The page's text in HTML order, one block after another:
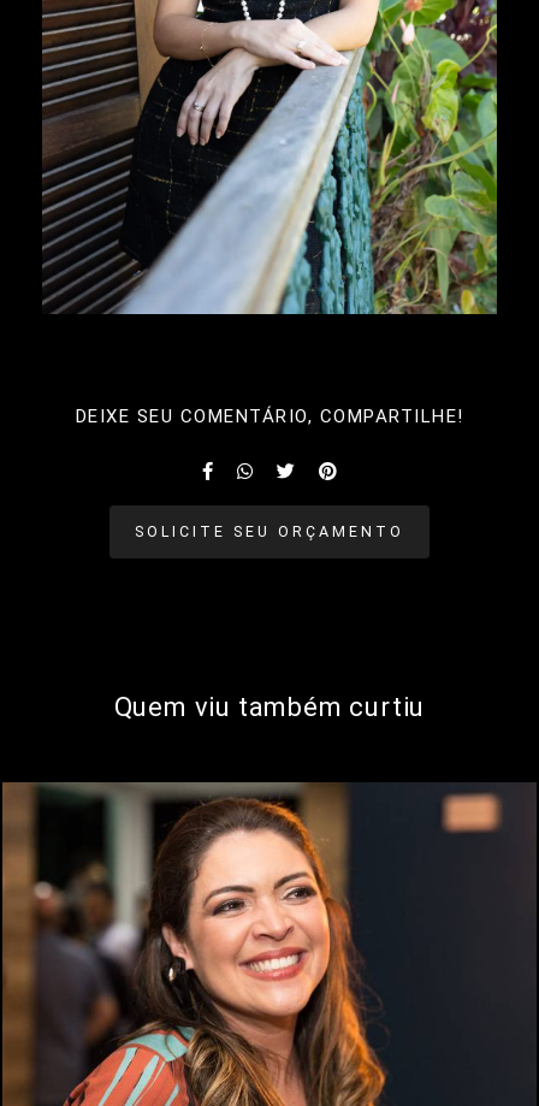
DEIXE SEU COMENTÁRIO, COMPARTILHE!
SOLICITE SEU ORÇAMENTO
Quem viu também curtiu
909 0